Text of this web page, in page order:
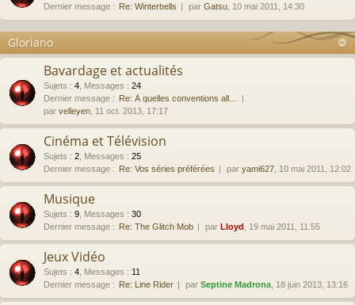
Dernier message : Re: Winterbells par Gatsu , 10 mai 2011, 14:30
Gloriano
Bavardage et actualités
Sujets : 4 Messages : 24
Dernier message : Re: À quelles conventions all…
par velleyen , 11 oct. 2013, 17:17
Cinéma et Télévision
Sujets : 2 Messages : 25
Dernier message : Re: Vos séries préférées par yami627 , 10 mai 2011, 12:02
Musique
Sujets : 9 Messages : 30
Dernier message : Re: The Glitch Mob par Lloyd , 19 mai 2011, 11:55
Jeux Vidéo
Sujets : 4 Messages : 11
Dernier message : Re: Line Rider par Septine Madrona , 18 juin 2013, 13:16